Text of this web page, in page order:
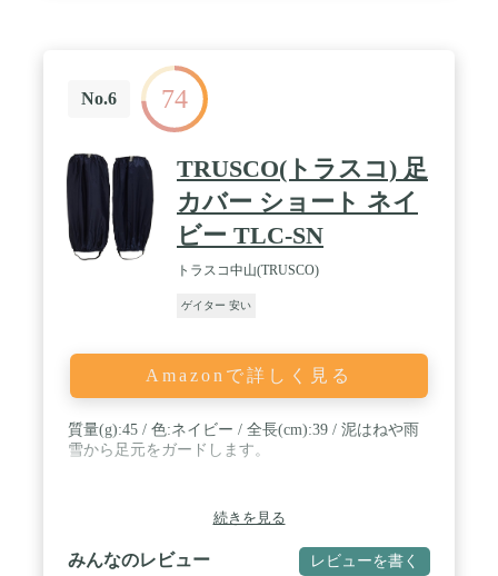
No.6 74
TRUSCO(トラスコ) 足
カバー ショート ネイ
ビー TLC-SN
トラスコ中山(TRUSCO)
ゲイター 安い
Amazonで詳しく見る
質量(g):45 / 色:ネイビー / 全長(cm):39 / 泥はねや雨
雪から足元をガードします。
続きを見る
みんなのレビュー レビューを書く